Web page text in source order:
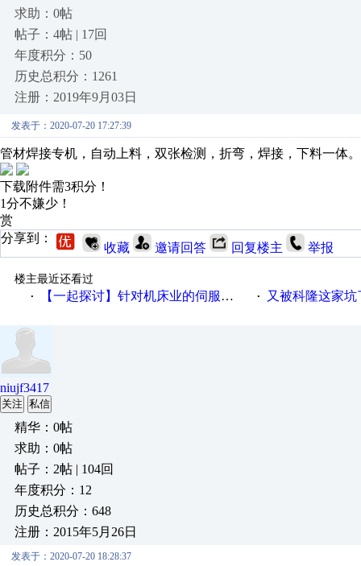
求助：0帖
帖子：4帖 | 17回
年度积分：50
历史总积分：1261
注册：2019年9月03日
发表于：2020-07-20 17:27:39
管材焊接专机，自动上料，双张检测，折弯，焊接，下料一体
下载附件需3积分！
1分不嫌少！
赏
分享到：
收藏 邀请回答 回复楼主 举报
楼主最近还看过
·
【一起探讨】针对机床业的伺服系统发展，您的期望是什么？ · 又被科隆这家坑
niujf3417
关注 私信
精华：0帖
求助：0帖
帖子：2帖 | 104回
年度积分：12
历史总积分：648
注册：2015年5月26日
发表于：2020-07-20 18:28:37